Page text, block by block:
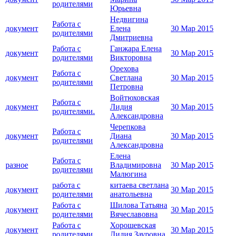
родителями
Юрьевна
документ
Работа с
родителями
Недвигина
Елена
Дмитриевна
30 Мар 2015
документ
Работа с
родителями
Ганжара Елена
Викторовна
30 Мар 2015
документ
Работа с
родителями
Орехова
Светлана
Петровна
30 Мар 2015
документ
Работа с
родителями.
Войтюховская
Лидия
Александровна
30 Мар 2015
документ
Работа с
родителями
Черепкова
Диана
Александровна
30 Мар 2015
разное
Работа с
родителями
Елена
Владимировна
Малюгина
30 Мар 2015
документ
работа с
родителями
китаева светлана
анатольевна
30 Мар 2015
документ
Работа с
родителями
Шилова Татьяна
Вячеславовна
30 Мар 2015
документ
Работа с
Хорошевская
30 Мар 2015